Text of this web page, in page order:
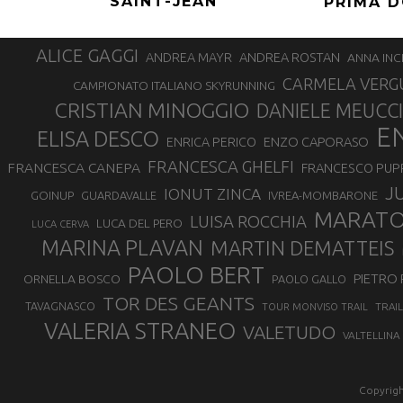
ALICE GAGGI ANDREA MAYR ANDREA ROSTAN ANNA
CAMPIONATO ITALIANO SKYRUNNING CARMELA
CRISTIAN MINOGGIO DANIELE MEUCCI
ELISA DESCO ENRICA PERICO ENZO CAPORASO
FRANCESCA CANEPA FRANCESCA GHELFI FRANCESCO
GOINUP GUARDAVALLE IONUT ZINCA IVREA-MOMBARONE
LUCA CERVA LUCA DEL PERO LUISA ROCCHIA
MARINA PLAVAN MARTIN DEMATTEIS
ORNELLA BOSCO PAOLO BERT PAOLO GALLO PIETRO
TAVAGNASCO TOR DES GEANTS TOUR MONVISO TRAIL
VALERIA STRANEO VALETUDO VALTELLINA